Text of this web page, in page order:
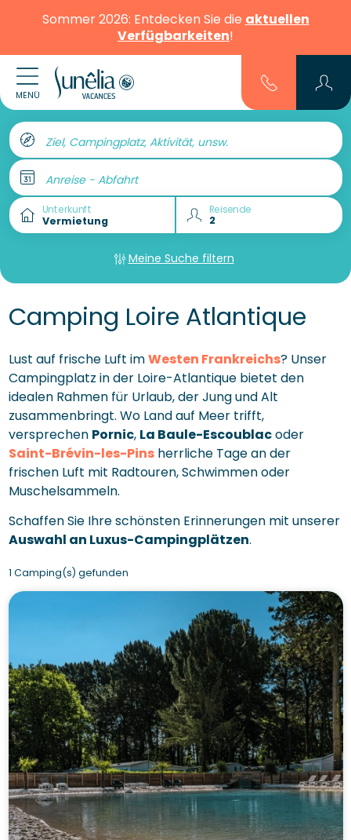
Sommer 2026: Entdecken Sie die aktuellen
Verfügbarkeiten!
MENÜ
Ziel, Campingplatz, Aktivität, unsw.
Anreise - Abfahrt
Unterkunft Reisende
Meine Suche filtern
Camping Loire Atlantique
Lust auf frische Luft imWesten Frankreichs? Unser
Campingplatz in der Loire-Atlantique bietet den
idealen Rahmen für Urlaub, der Jung und Alt
zusammenbringt. Wo Land auf Meer trifft,
versprechen Pornic, La Baule-Escoublacoder
Saint-Brévin-les-Pinsherrliche Tage an der
frischen Luft mit Radtouren, Schwimmen oder
Muschelsammeln.
Schaffen Sie Ihre schönsten Erinnerungen mit unserer
Auswahl an Luxus-Campingplätzen.
1 Camping(s) gefunden